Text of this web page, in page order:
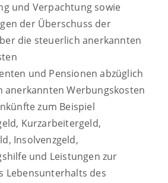
und Verpachtung sowie
der Überschuss der
die steuerlich anerkannten
und Pensionen abzüglich
anerkannten Werbungskosten
zum Beispiel
Kurzarbeitergeld,
Insolvenzgeld,
und Leistungen zur
Lebensunterhalts des